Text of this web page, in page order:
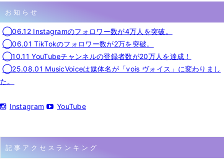
お知らせ
◯06.12 Instagramのフォロワー数が4万人を突破。
◯06.01 TikTokのフォロワー数が2万を突破。
◯10.11 YouTubeチャンネルの登録者数が20万人を達成！
◯25.08.01 MusicVoiceは媒体名が「vois ヴォイス」に変わりまし
た。
Instagram YouTube
記事アクセスランキング